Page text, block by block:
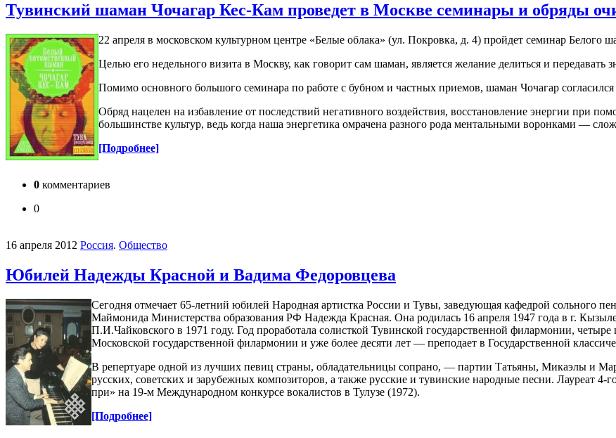
Тувинский шаман Чочагар Кес-Кам проведет в Москве семинары и обряды
22 апреля в московском культурном центре «Белые облака» (ул. Покровка, д. 4) пройдет семинар Белого
Целью его недельного визита в Москву, как говорит сам шаман, является желание делиться и передавать
Помимо основного большого семинара по работе с бубном и частных приемов, шаман Чочагар
Обряд нацелен на избавление от последствий негативного воздействия, восстановление энергии при
большинстве культур, ведь когда наша энергетика омрачена разного рода ментальными воронками —
[Подробнее]
0 комментариев
0
16 апреля 2012 Россия. Общество
Юбилей Надежды Красной и Вадима Федоровцева
Сегодня отмечает 65-летний юбилей Народная артистка России и Тувы, заведующая кафедрой сольного
Маймонида Министерства образования РФ Надежда Красная. Она родилась 16 апреля 1947 года в г.
П.И.Чайковского в 1971 году. Год проработала солисткой Тувинской государственной филармонии,
Московской государственной филармонии и уже более десяти лет — преподает в Государственной
В репертуаре одной из лучших певиц страны, обладательницы сопрано, — партии Татьяны, Микаэлы и
русских, советских и зарубежных композиторов, а также русские и тувинские народные песни. Лауреат
при» на 19-м Международном конкурсе вокалистов в Тулузе (1972).
[Подробнее]